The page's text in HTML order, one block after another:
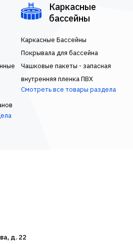
Каркасные
бассейны
Каркасные Бассейны
Покрывала для бассейна
Чашковые пакеты - запасная
внутренняя пленка ПВХ
Смотреть все товары раздела
д. 22